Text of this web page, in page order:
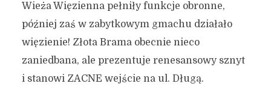
Wieża Więzienna pełniły funkcje obronne,
później zaś w zabytkowym gmachu działało
więzienie! Złota Brama obecnie nieco
zaniedbana, ale prezentuje renesansowy sznyt
i stanowi ZACNE wejście na ul. Długą.